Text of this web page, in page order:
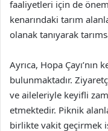
faaliyetleri için de
kenarındaki tarım
olanak tanıyarak
Ayrıca, Hopa Çayı’nın
bulunmaktadır.
ve aileleriyle keyifli
etmektedir. Piknik
birlikte vakit geçirmek